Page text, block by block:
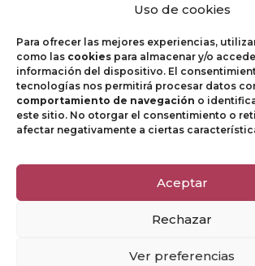
Uso de cookies
Para ofrecer las mejores experiencias,
como las cookies para almacenar y/o
información del dispositivo. El
tecnologías nos permitirá procesar datos
comportamiento de navegación o
este sitio. No otorgar el consentimiento o
afectar negativamente a ciertas
Aceptar
Rechazar
Ver preferencias
Aviso legal
Política de Privacidad
Política de Cookies